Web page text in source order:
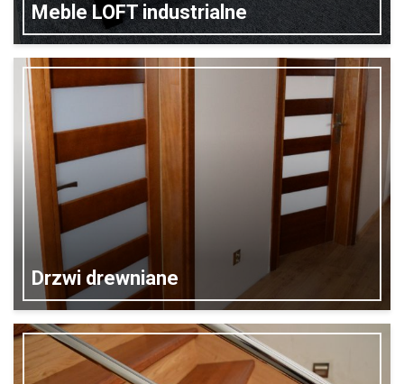
Meble LOFT industrialne
Drzwi drewniane